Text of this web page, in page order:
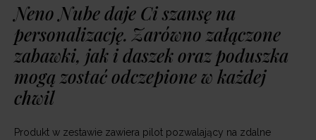
Neno Nube daje Ci szansę na
personalizację. Zarówno załączone
zabawki, jak i daszek oraz poduszka
mogą zostać odczepione w każdej
chwil
Produkt w zestawie zawiera pilot pozwalający na zdalne